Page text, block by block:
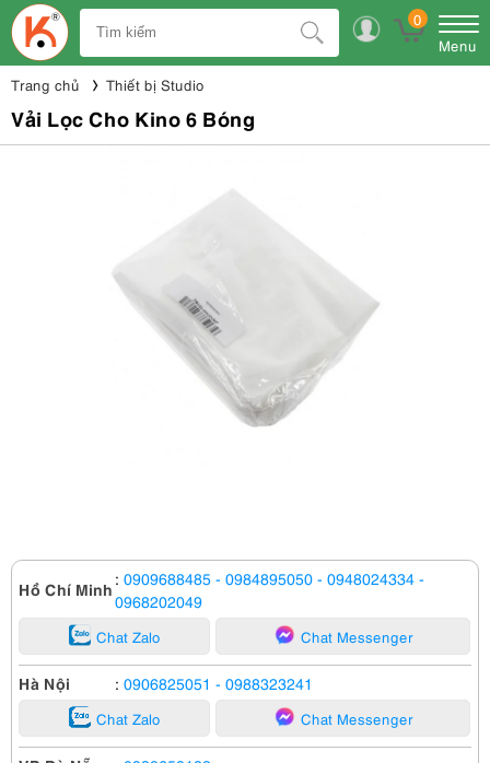
0
Menu
Trang chủ Thiết bị Studio
Vải Lọc Cho Kino 6 Bóng
Hồ Chí Minh : 0909688485 - 0984895050 - 0948024334 -
0968202049
Chat Zalo Chat Messenger
Hà Nội : 0906825051 - 0988323241
Chat Zalo Chat Messenger